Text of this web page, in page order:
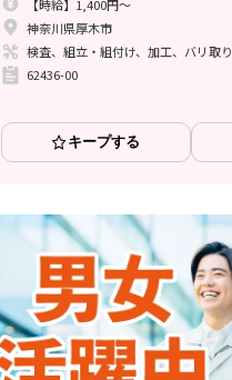
【時給】1,400円～
神奈川県厚木市
検査、組立・組付け、加工、バリ取り
62436-00
キープする